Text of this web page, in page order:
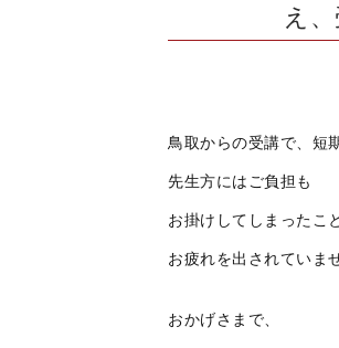
え
鳥取からの受講で、短
先生方にはご負担も
お掛けしてしまったこ
お疲れを出されていま
おかげさまで、